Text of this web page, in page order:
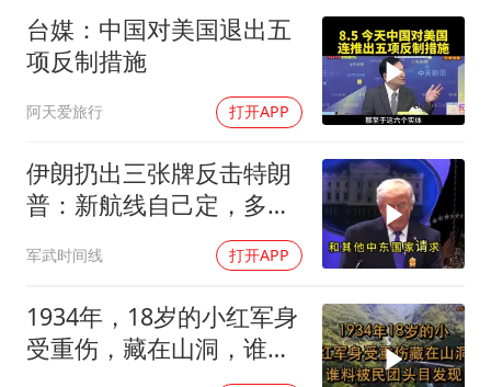
外交部发言人就广岛核爆81周年等答记者问
奋进开新局 实干挑大梁
台媒：中国对美国退出五
项反制措施
阿天爱旅行 打开APP
伊朗扔出三张牌反击特朗
普：新航线自己定，多国
保证不参战，海峡不回战
前状态
军武时间线 打开APP
1934年，18岁的小红军身
受重伤，藏在山洞，谁料